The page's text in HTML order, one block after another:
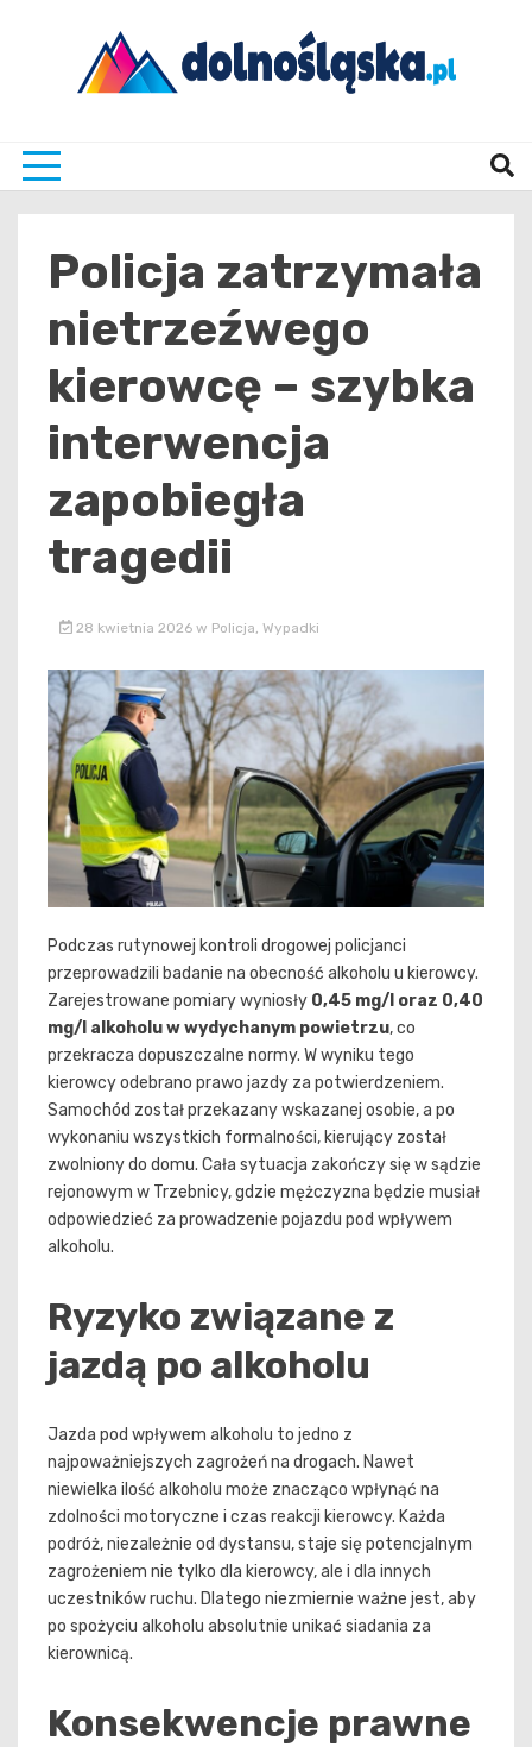
Policja zatrzymała
nietrzeźwego
kierowcę – szybka
interwencja
zapobiegła
tragedii
28 kwietnia 2026 w Policja Wypadki
Podczas rutynowej kontroli drogowej policjanci
przeprowadzili badanie na obecność alkoholu u kierowcy.
Zarejestrowane pomiary wyniosły 0,45 mg/l oraz 0,40
mg/l alkoholu w wydychanym powietrzu, co
przekracza dopuszczalne normy. W wyniku tego
kierowcy odebrano prawo jazdy za potwierdzeniem.
Samochód został przekazany wskazanej osobie, a po
wykonaniu wszystkich formalności, kierujący został
zwolniony do domu. Cała sytuacja zakończy się w sądzie
rejonowym w Trzebnicy, gdzie mężczyzna będzie musiał
odpowiedzieć za prowadzenie pojazdu pod wpływem
alkoholu.
Ryzyko związane z
jazdą po alkoholu
Jazda pod wpływem alkoholu to jedno z
najpoważniejszych zagrożeń na drogach. Nawet
niewielka ilość alkoholu może znacząco wpłynąć na
zdolności motoryczne i czas reakcji kierowcy. Każda
podróż, niezależnie od dystansu, staje się potencjalnym
zagrożeniem nie tylko dla kierowcy, ale i dla innych
uczestników ruchu. Dlatego niezmiernie ważne jest, aby
po spożyciu alkoholu absolutnie unikać siadania za
kierownicą.
Konsekwencje prawne